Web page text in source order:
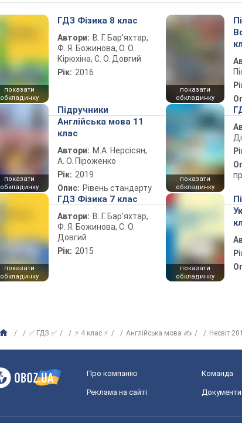
показати
обкладинку
ГДЗ Фізика 8 клас
Автори: В. Г. Бар’яхтар,
Ф. Я. Божинова, О. О.
Кірюхіна, С. О. Довгий
Рік: 2016
показати
обкладинку
показати
обкладинку
Підручники
Англійська мова 11
клас
Автори: М.А. Нерсісян,
А. О. Піроженко
Рік: 2019
Опис: Рівень стандарту
показати
обкладинку
показати
обкладинку
ГДЗ Фізика 7 клас
Автори: В. Г. Бар’яхтар,
Ф. Я. Божинова, С. О.
Довгий
Рік: 2015
показати
обкладинку
✅ ГДЗ ✅ ⚡ 4 клас ⚡ Англійська мова ✍ Несвіт
Про компанію Команда
Реклама на сайті Документи